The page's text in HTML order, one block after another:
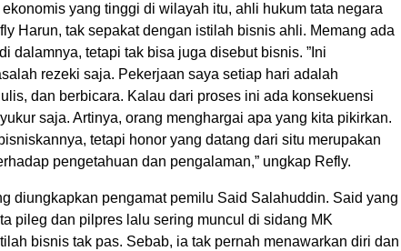
yang tinggi di wilayah itu, ahli hukum tata negara
Harun, tak sepakat dengan istilah bisnis ahli. Memang ada
dalamnya, tetapi tak bisa juga disebut bisnis. ”Ini
rezeki saja. Pekerjaan saya setiap hari adalah
dan berbicara. Kalau dari proses ini ada konsekuensi
saja. Artinya, orang menghargai apa yang kita pikirkan.
tetapi honor yang datang dari situ merupakan
pengetahuan dan pengalaman,” ungkap Refly.
diungkapkan pengamat pemilu Said Salahuddin. Said yang
pileg dan pilpres lalu sering muncul di sidang MK
bisnis tak pas. Sebab, ia tak pernah menawarkan diri dan